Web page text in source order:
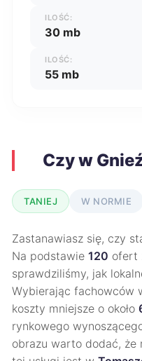
ILOŚĆ:
30 mb
ILOŚĆ:
55 mb
Czy w
TANIEJ W NORMIE
Zastanawiasz się, czy
Na podstawie 120 ofert
sprawdziliśmy, jak
Wybierając fachowców
koszty mniejsze o około
rynkowego
obrazu warto dodać, że